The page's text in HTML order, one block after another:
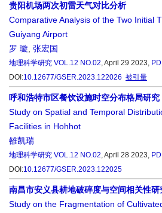
贵阳机场两次初雷天气对比分析
Comparative Analysis of the Two Initial
Guiyang Airport
罗 璇 张宏国
地理科学研究 VOL.12 NO.02, April 29 2023,
DOI:10.12677/GSER.2023.122026 被引量
呼和浩特市区餐饮设施时空分布格局研究
Study on Spatial and Temporal
Facilities in Hohhot
雒凯瑞
地理科学研究 VOL.12 NO.02, April 28 2023,
DOI:10.12677/GSER.2023.122025
南昌市安义县耕地破碎度与空间相关性研
Study on the Fragmentation of